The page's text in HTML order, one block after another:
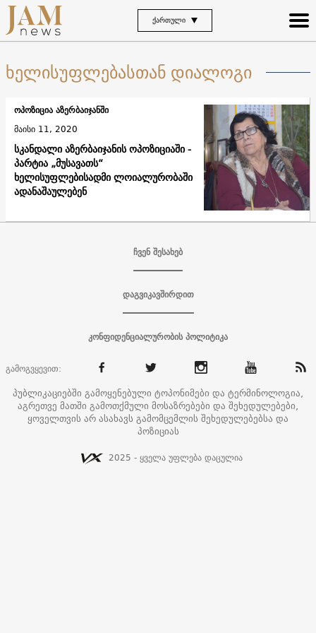
ᲥᲐᲠᲗᲣᲚᲘ
ხელისუფლებასთან დიალოგი
სკანდალი აზერბაიჯანის ოპოზიციაში -
პარტია „მუსავათს“
ხელისუფლებისადმი ლოიალურობაში
ადანაშაულებენ
ოპოზიცია აზერბაიჯანში
მაისი 11, 2020
ჩვენ შესახებ
დაგვიკავშირდით
კონფიდენციალურობის პოლიტიკა
გამოგვყევით:
პუბლიკაციებში გამოყენებული ტოპონიმები და ტერმინოლოგია,
აგრეთვე მათში გამოთქმული მოსაზრებები და შეხედულებები,
ყოველთვის არ ასახავს გამომცემლის შეხედულებებსა და
პოზიციას
2025 - ყველა უფლება დაცულია